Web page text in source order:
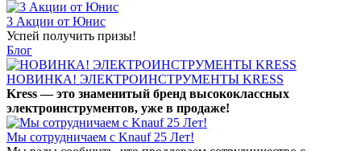
3 Акции от Юнис
Успей получить призы!
Блог
НОВИНКА! ЭЛЕКТРОИНСТРУМЕНТЫ KRESS
Kress — это знаменитый бренд высококлассных
электроинструментов, уже в продаже!
Мы сотрудничаем с Knauf 25 Лет!